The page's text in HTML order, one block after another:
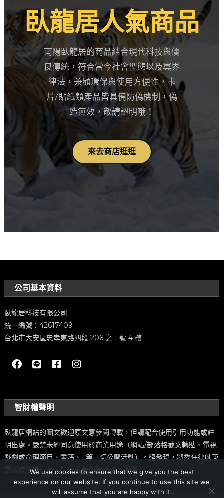
臥龍居人氣商品
南陽臥龍居的商品結合現代科技與優
良傳統，符合當今社會型態以及冥界
律法，兼顧環保與使用方便性，卡
片/貼紙類產品皆具備防偽機制，偽
造無效，敬請認明哦！
來去商店逛逛
公司基本資料
臥龍居科技有限公司
統一編號：42617409
台北市大安區忠孝東路四段 206 之 1 號 4 樓
智財權聲明
臥龍居網站的圖文歡迎原文意參閱轉載，但請配合使用引用功能或註
明出處。嚴禁未經同意使用於商業用途（網站/部落格截文轉貼、電視
戲劇或命理節目、書藉、…等一切公開活動）。經發現，將委任律師蒐
證採取法律行動。請尊重著作智財權，謝謝！
We use cookies to ensure that we give you the best
experience on our website. If you continue to use this site we
will assume that you are happy with it.